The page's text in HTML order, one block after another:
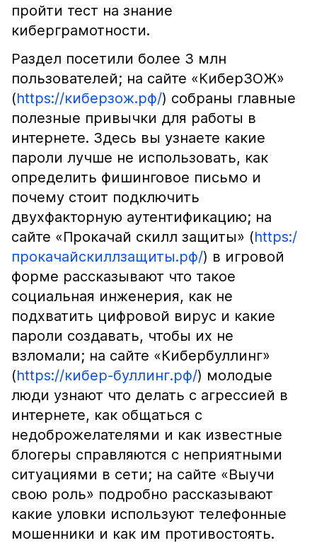
пройти тест на знание
киберграмотности.
Раздел посетили более 3 млн
пользователей; на сайте «КиберЗОЖ»
(https://киберзож.рф/) собраны главные
полезные привычки для работы в
интернете. Здесь вы узнаете какие
пароли лучше не использовать, как
определить фишинговое письмо и
почему стоит подключить
двухфакторную аутентификацию; на
сайте «Прокачай скилл защиты» (https:/
прокачайскиллзащиты.рф/) в игровой
форме рассказывают что такое
социальная инженерия, как не
подхватить цифровой вирус и какие
пароли создавать, чтобы их не
взломали; на сайте «Кибербуллинг»
(https://кибер-буллинг.рф/) молодые
люди узнают что делать с агрессией в
интернете, как общаться с
недоброжелателями и как известные
блогеры справляются с неприятными
ситуациями в сети; на сайте «Выучи
свою роль» подробно рассказывают
какие уловки используют телефонные
мошенники и как им противостоять.